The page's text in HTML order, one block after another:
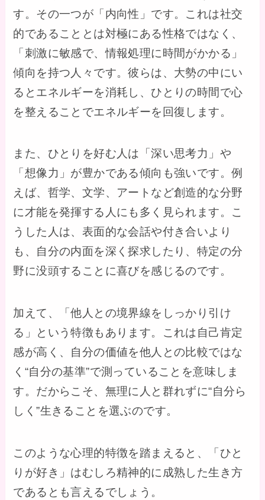
す。その一つが「内向性」です。これは社交
的であることとは対極にある性格ではなく、
「刺激に敏感で、情報処理に時間がかかる」
傾向を持つ人々です。彼らは、大勢の中にい
るとエネルギーを消耗し、ひとりの時間で心
を整えることでエネルギーを回復します。
また、ひとりを好む人は「深い思考力」や
「想像力」が豊かである傾向も強いです。例
えば、哲学、文学、アートなど創造的な分野
に才能を発揮する人にも多く見られます。こ
うした人は、表面的な会話や付き合いより
も、自分の内面を深く探求したり、特定の分
野に没頭することに喜びを感じるのです。
加えて、「他人との境界線をしっかり引け
る」という特徴もあります。これは自己肯定
感が高く、自分の価値を他人との比較ではな
く“自分の基準”で測っていることを意味しま
す。だからこそ、無理に人と群れずに“自分ら
しく”生きることを選ぶのです。
このような心理的特徴を踏まえると、「ひと
りが好き」はむしろ精神的に成熟した生き方
であるとも言えるでしょう。